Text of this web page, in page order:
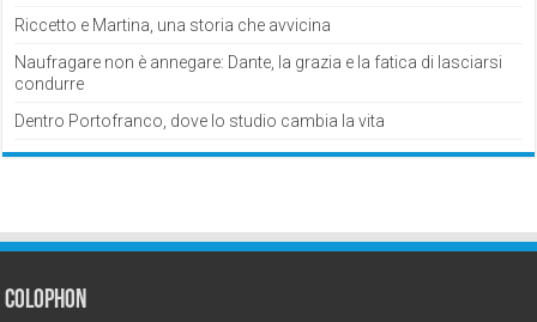
Riccetto e Martina, una storia che avvicina
Naufragare non è annegare: Dante, la grazia e la fatica di lasciarsi
condurre
Dentro Portofranco, dove lo studio cambia la vita
Colophon